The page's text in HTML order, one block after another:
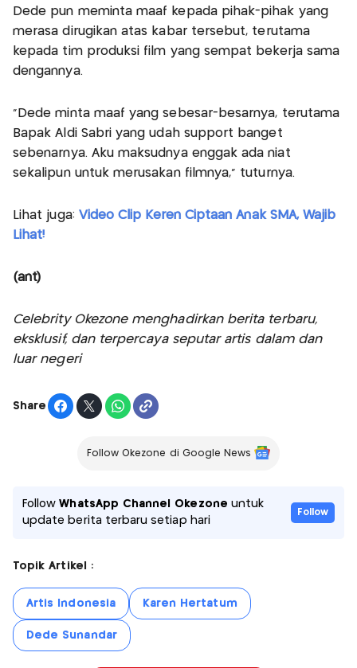
Dede pun meminta maaf kepada pihak-pihak yang
merasa dirugikan atas kabar tersebut, terutama
kepada tim produksi film yang sempat bekerja sama
dengannya.
"Dede minta maaf yang sebesar-besarnya, terutama
Bapak Aldi Sabri yang udah support banget
sebenarnya. Aku maksudnya enggak ada niat
sekalipun untuk merusakan filmnya," tuturnya.
Lihat juga: Video Clip Keren Ciptaan Anak SMA, Wajib
Lihat!
(ant)
Celebrity Okezone menghadirkan berita terbaru,
eksklusif, dan terpercaya seputar artis dalam dan
luar negeri
Share
Follow Okezone di Google News
FollowWhatsApp Channel Okezone untuk
update berita terbaru setiap hari
Follow
Topik Artikel :
Artis Indonesia Karen Hertatum
Dede Sunandar